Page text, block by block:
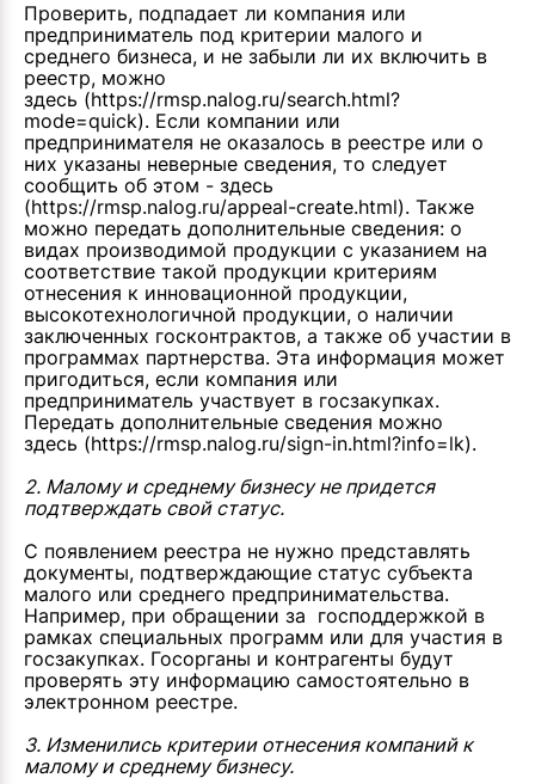
Проверить, подпадает ли компания или
предприниматель под критерии малого и
среднего бизнеса, и не забыли ли их включить в
реестр, можно
здесь (https://rmsp.nalog.ru/search.html?
mode=quick). Если компании или
предпринимателя не оказалось в реестре или о
них указаны неверные сведения, то следует
сообщить об этом - здесь
(https://rmsp.nalog.ru/appeal-create.html). Также
можно передать дополнительные сведения: о
видах производимой продукции с указанием на
соответствие такой продукции критериям
отнесения к инновационной продукции,
высокотехнологичной продукции, о наличии
заключенных госконтрактов, а также об участии в
программах партнерства. Эта информация может
пригодиться, если компания или
предприниматель участвует в госзакупках.
Передать дополнительные сведения можно
здесь (https://rmsp.nalog.ru/sign-in.html?info=lk).
2. Малому и среднему бизнесу не придется
подтверждать свой статус.
С появлением реестра не нужно представлять
документы, подтверждающие статус субъекта
малого или среднего предпринимательства.
Например, при обращении за господдержкой в
рамках специальных программ или для участия в
госзакупках. Госорганы и контрагенты будут
проверять эту информацию самостоятельно в
электронном реестре.
3. Изменились критерии отнесения компаний к
малому и среднему бизнесу.